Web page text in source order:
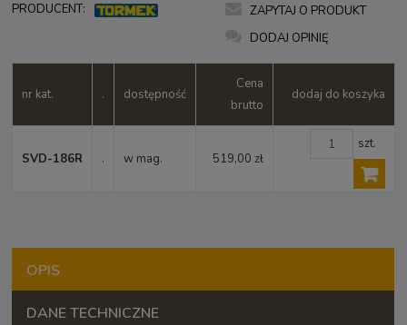
PRODUCENT:
ZAPYTAJ O PRODUKT
DODAJ OPINIĘ
nr kat. . dostępność
Cena
brutto
dodaj do koszyka
SVD-186R . w mag. 519,00 zł
szt.
OPIS
DANE TECHNICZNE